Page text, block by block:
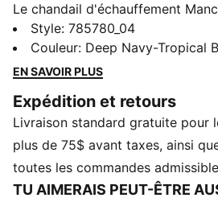
Le chandail d'échauffement
style légendaire du club à un
performance. Que vous vous
match ou que vous affichiez
couleurs du club.
CARACTÉRISTIQUES ET
GESTION DE L'HUMIDITÉ : Les
dryCELL évacuent l'humidité de
garder au sec et à l'aise.
Style: 785780_04
Couleur: Deep Navy-Tropical
EN SAVOIR PLUS
Expédition et retours
Livraison standard gratuite pour
plus de 75$ avant taxes, ainsi
toutes les commandes
TU AIMERAIS PEUT-ÊTRE